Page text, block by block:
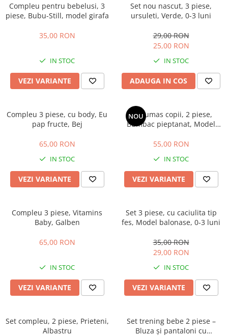
Compleu pentru bebelusi, 3
piese, Bubu-Still, model girafa
35,00 RON
IN STOC
VEZI VARIANTE
Set nou nascut, 3 piese,
ursuleti, Verde, 0-3 luni
29,00 RON
25,00 RON
IN STOC
ADAUGA IN COS
Compleu 3 piese, cu body, Eu
pap fructe, Bej
65,00 RON
IN STOC
VEZI VARIANTE
NOU
Costumas copii, 2 piese,
Bumbac pieptanat, Model
55,00 RON
IN STOC
VEZI VARIANTE
Compleu 3 piese, Vitamins
Baby, Galben
65,00 RON
IN STOC
VEZI VARIANTE
Set 3 piese, cu caciulita tip
fes, Model balonase, 0-3 luni
35,00 RON
29,00 RON
IN STOC
VEZI VARIANTE
Set compleu, 2 piese, Prieteni,
Albastru
Set trening bebe 2 piese –
Bluza și pantaloni cu